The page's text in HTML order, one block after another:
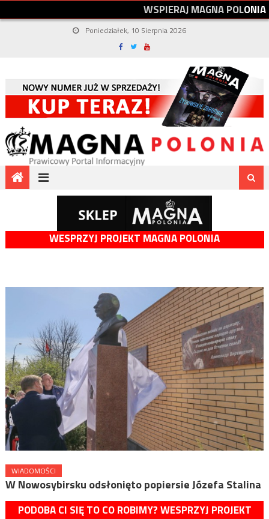
WSPIERAJMAGNAPOLONIA
Poniedziałek, 10 Sierpnia 2026
WESPRZYJ PROJEKT MAGNA POLONIA
WIADOMOŚCI
W Nowosybirsku odsłonięto popiersie Józefa Stalina
PODOBA CI SIĘ TO CO ROBIMY? WESPRZYJ PROJEKT